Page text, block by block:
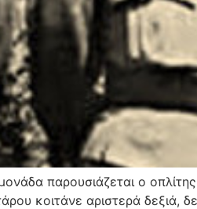
παρουσιάζεται ο
κοιτάνε αριστερά δεξιά,